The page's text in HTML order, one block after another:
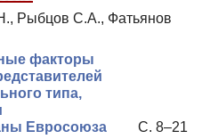
Рыбцов С.А., Фатьянов
факторы
типа,
Евросоюза
С. 8–21